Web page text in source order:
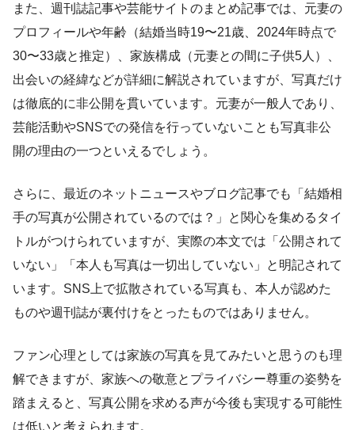
また、週刊誌記事や芸能サイトのまとめ記事では、元妻の
プロフィールや年齢（結婚当時19〜21歳、2024年時点で
30〜33歳と推定）、家族構成（元妻との間に子供5人）、
出会いの経緯などが詳細に解説されていますが、写真だけ
は徹底的に非公開を貫いています。元妻が一般人であり、
芸能活動やSNSでの発信を行っていないことも写真非公
開の理由の一つといえるでしょう。
さらに、最近のネットニュースやブログ記事でも「結婚相
手の写真が公開されているのでは？」と関心を集めるタイ
トルがつけられていますが、実際の本文では「公開されて
いない」「本人も写真は一切出していない」と明記されて
います。SNS上で拡散されている写真も、本人が認めた
ものや週刊誌が裏付けをとったものではありません。
ファン心理としては家族の写真を見てみたいと思うのも理
解できますが、家族への敬意とプライバシー尊重の姿勢を
踏まえると、写真公開を求める声が今後も実現する可能性
は低いと考えられます。